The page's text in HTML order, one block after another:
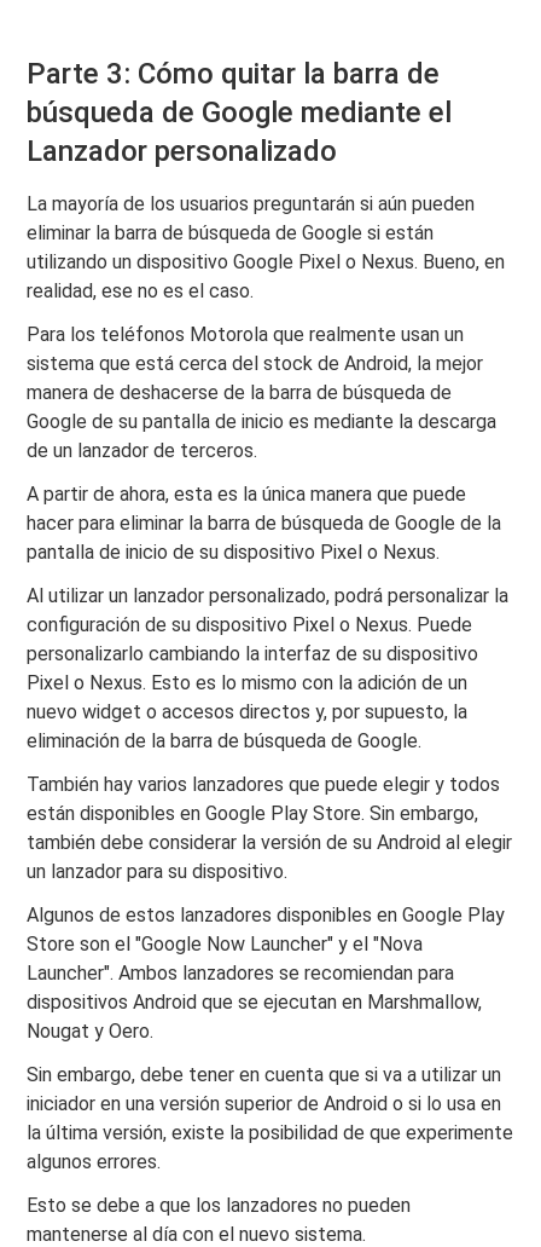
Parte 3: Cómo quitar la barra de
búsqueda de Google mediante el
Lanzador personalizado
La mayoría de los usuarios preguntarán si aún pueden
eliminar la barra de búsqueda de Google si están
utilizando un dispositivo Google Pixel o Nexus. Bueno, en
realidad, ese no es el caso.
Para los teléfonos Motorola que realmente usan un
sistema que está cerca del stock de Android, la mejor
manera de deshacerse de la barra de búsqueda de
Google de su pantalla de inicio es mediante la descarga
de un lanzador de terceros.
A partir de ahora, esta es la única manera que puede
hacer para eliminar la barra de búsqueda de Google de la
pantalla de inicio de su dispositivo Pixel o Nexus.
Al utilizar un lanzador personalizado, podrá personalizar la
configuración de su dispositivo Pixel o Nexus. Puede
personalizarlo cambiando la interfaz de su dispositivo
Pixel o Nexus. Esto es lo mismo con la adición de un
nuevo widget o accesos directos y, por supuesto, la
eliminación de la barra de búsqueda de Google.
También hay varios lanzadores que puede elegir y todos
están disponibles en Google Play Store. Sin embargo,
también debe considerar la versión de su Android al elegir
un lanzador para su dispositivo.
Algunos de estos lanzadores disponibles en Google Play
Store son el "Google Now Launcher" y el "Nova
Launcher". Ambos lanzadores se recomiendan para
dispositivos Android que se ejecutan en Marshmallow,
Nougat y Oero.
Sin embargo, debe tener en cuenta que si va a utilizar un
iniciador en una versión superior de Android o si lo usa en
la última versión, existe la posibilidad de que experimente
algunos errores.
Esto se debe a que los lanzadores no pueden
mantenerse al día con el nuevo sistema.